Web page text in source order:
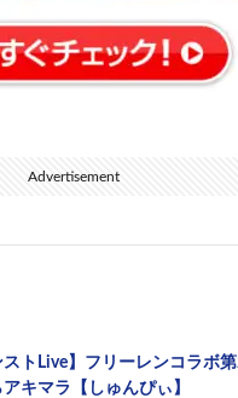
Advertisement
ストLive】フリーレンコラボ
アキマラ【しゅんぴぃ】